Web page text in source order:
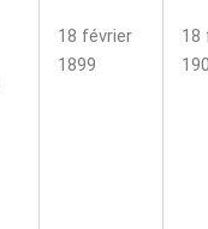
18 février
1899
18